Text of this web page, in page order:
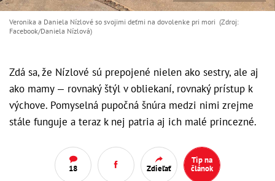
Veronika a Daniela Nízlové so svojimi deťmi na dovolenke pri mori (Zdroj:
Facebook/Daniela Nízlová)
Zdá sa, že Nízlové sú prepojené nielen ako sestry, ale aj
ako mamy — rovnaký štýl v obliekaní, rovnaký prístup k
výchove. Pomyselná pupočná šnúra medzi nimi zrejme
stále funguje a teraz k nej patria aj ich malé princezné.
18 Zdieľať
Tip na
článok